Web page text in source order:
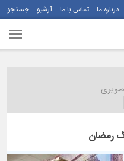
درباره ما تماس با ما آرشیو جستجو
رمضان